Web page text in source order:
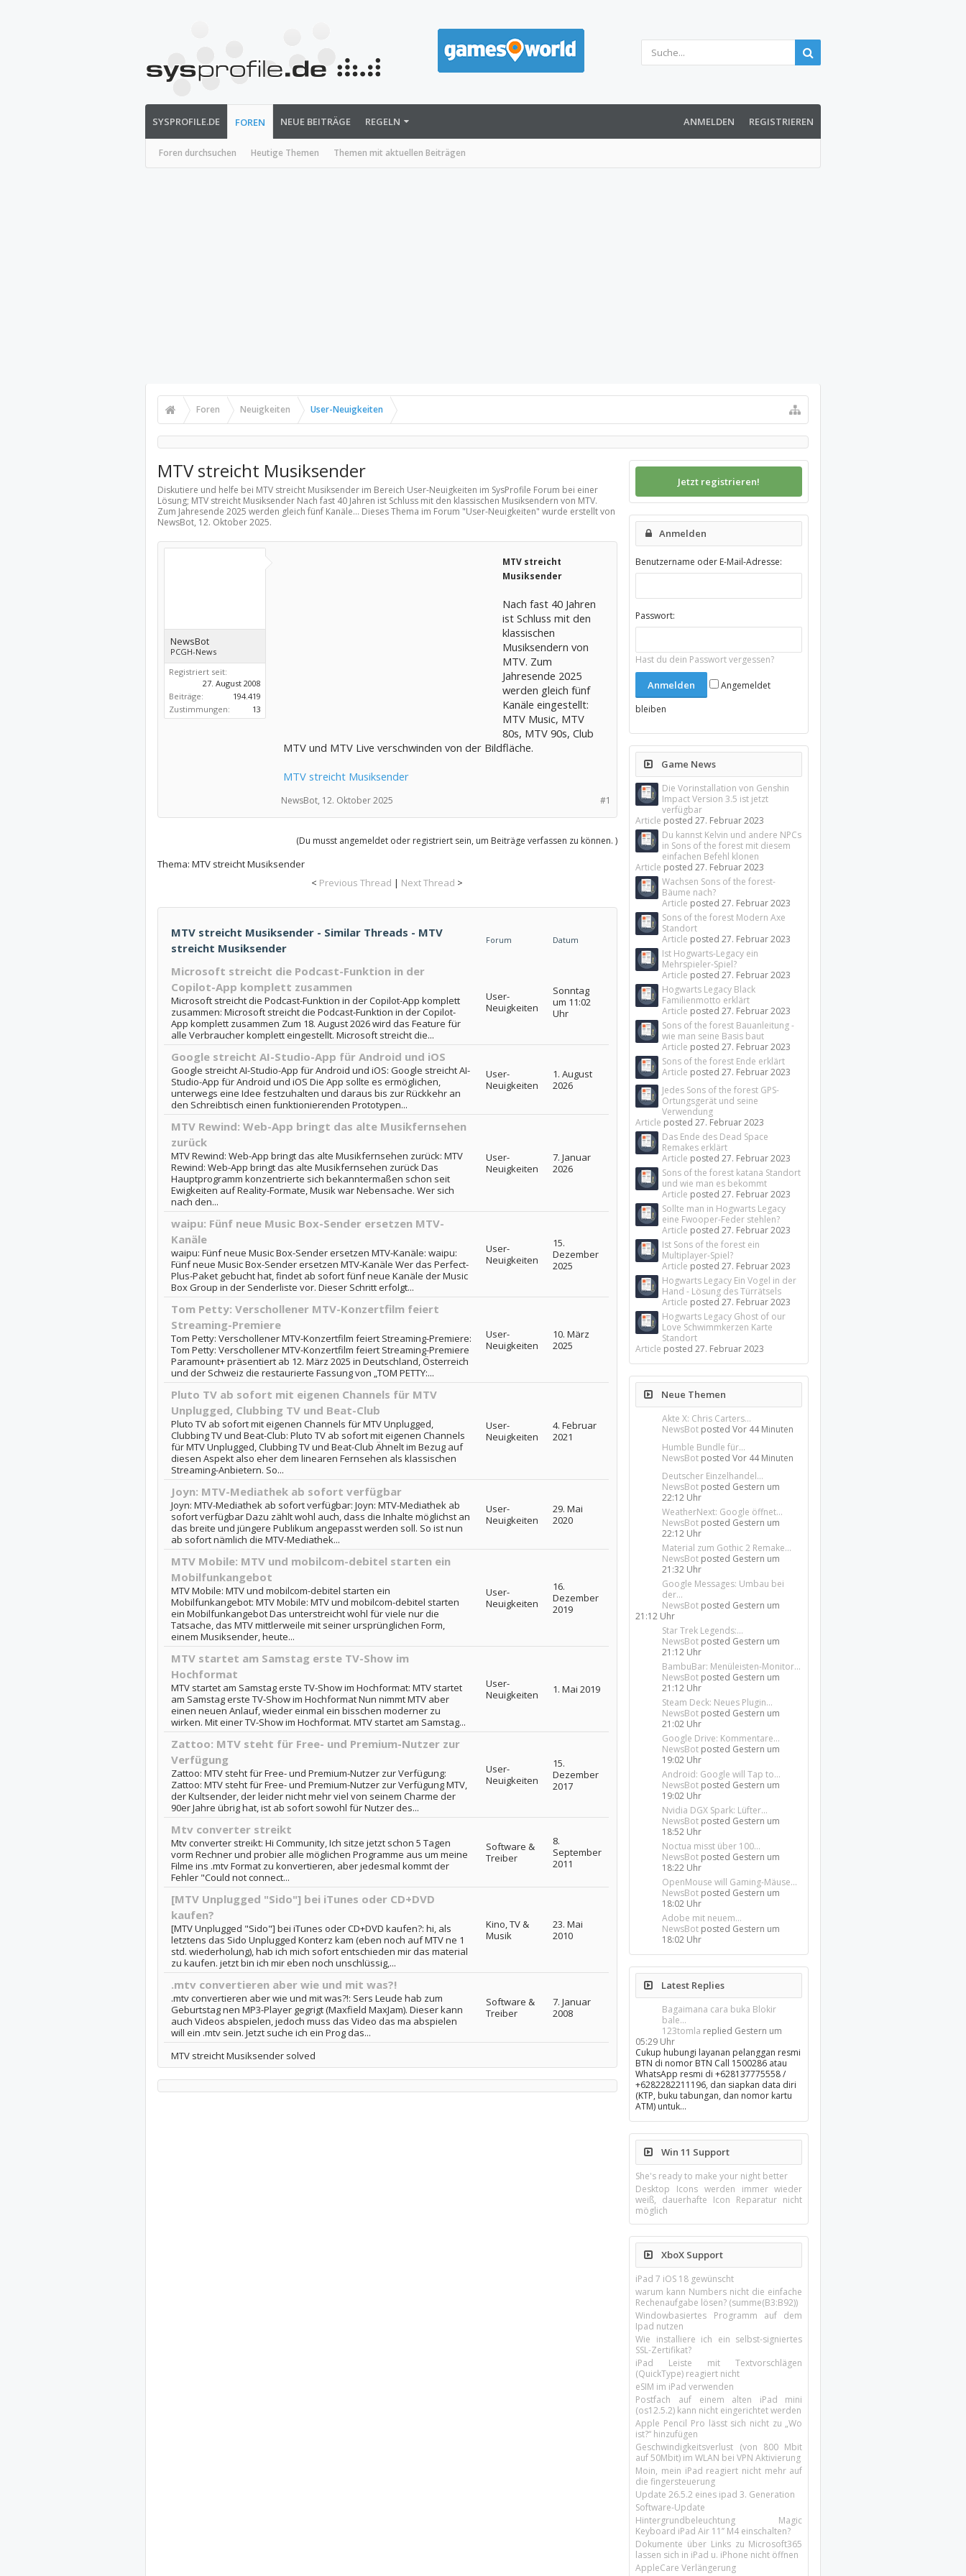
SYSPROFILE.DE FOREN
Foren durchsuchen Heutige Themen Themen mit aktuellen Beiträgen
NEUE BEITRÄGE REGELN ANMELDEN REGISTRIEREN
Foren Neuigkeiten User-Neuigkeiten
MTV streicht Musiksender
Diskutiere und helfe bei MTV streicht Musiksender im Bereich User-Neuigkeiten im SysProfile Forum bei einer
Lösung; MTV streicht Musiksender Nach fast 40 Jahren ist Schluss mit den klassischen Musiksendern von MTV.
Zum Jahresende 2025 werden gleich fünf Kanäle... Dieses Thema im Forum "User-Neuigkeiten" wurde erstellt von
NewsBot, 12. Oktober 2025.
NewsBot
PCGH-News
Registriert seit:
27. August 2008
Beiträge:
194.419
Zustimmungen:
13
MTV streicht
Musiksender
Nach fast 40 Jahren
ist Schluss mit den
klassischen
Musiksendern von
MTV. Zum
Jahresende 2025
werden gleich fünf
Kanäle eingestellt:
MTV Music, MTV
80s, MTV 90s, Club
MTV und MTV Live verschwinden von der Bildfläche.
MTV streicht Musiksender
#1
NewsBot, 12. Oktober 2025
(Du musst angemeldet oder registriert sein, um Beiträge verfassen zu können. )
Thema: MTV streicht Musiksender
< Previous Thread | Next Thread >
MTV streicht Musiksender - Similar Threads - MTV
streicht Musiksender
Forum Datum
Microsoft streicht die Podcast-Funktion in der
Copilot-App komplett zusammen
Microsoft streicht die Podcast-Funktion in der Copilot-App komplett
zusammen: Microsoft streicht die Podcast-Funktion in der Copilot-
App komplett zusammen Zum 18. August 2026 wird das Feature für
alle Verbraucher komplett eingestellt. Microsoft streicht die...
User-
Neuigkeiten
Sonntag
um 11:02
Uhr
Google streicht AI-Studio-App für Android und iOS
Google streicht AI-Studio-App für Android und iOS: Google streicht AI-
Studio-App für Android und iOS Die App sollte es ermöglichen,
unterwegs eine Idee festzuhalten und daraus bis zur Rückkehr an
den Schreibtisch einen funktionierenden Prototypen...
User-
Neuigkeiten
1. August
2026
MTV Rewind: Web-App bringt das alte Musikfernsehen
zurück
MTV Rewind: Web-App bringt das alte Musikfernsehen zurück: MTV
Rewind: Web-App bringt das alte Musikfernsehen zurück Das
Hauptprogramm konzentrierte sich bekanntermaßen schon seit
Ewigkeiten auf Reality-Formate, Musik war Nebensache. Wer sich
nach den...
User-
Neuigkeiten
7. Januar
2026
waipu: Fünf neue Music Box-Sender ersetzen MTV-
Kanäle
waipu: Fünf neue Music Box-Sender ersetzen MTV-Kanäle: waipu:
Fünf neue Music Box-Sender ersetzen MTV-Kanäle Wer das Perfect-
Plus-Paket gebucht hat, findet ab sofort fünf neue Kanäle der Music
Box Group in der Senderliste vor. Dieser Schritt erfolgt...
User-
Neuigkeiten
15.
Dezember
2025
Tom Petty: Verschollener MTV-Konzertfilm feiert
Streaming-Premiere
Tom Petty: Verschollener MTV-Konzertfilm feiert Streaming-Premiere:
Tom Petty: Verschollener MTV-Konzertfilm feiert Streaming-Premiere
Paramount+ präsentiert ab 12. März 2025 in Deutschland, Österreich
und der Schweiz die restaurierte Fassung von „TOM PETTY:...
User-
Neuigkeiten
10. März
2025
Pluto TV ab sofort mit eigenen Channels für MTV
Unplugged, Clubbing TV und Beat-Club
Pluto TV ab sofort mit eigenen Channels für MTV Unplugged,
Clubbing TV und Beat-Club: Pluto TV ab sofort mit eigenen Channels
für MTV Unplugged, Clubbing TV und Beat-Club Ähnelt im Bezug auf
diesen Aspekt also eher dem linearen Fernsehen als klassischen
Streaming-Anbietern. So...
User-
Neuigkeiten
4. Februar
2021
Joyn: MTV-Mediathek ab sofort verfügbar
Joyn: MTV-Mediathek ab sofort verfügbar: Joyn: MTV-Mediathek ab
sofort verfügbar Dazu zählt wohl auch, dass die Inhalte möglichst an
das breite und jüngere Publikum angepasst werden soll. So ist nun
ab sofort nämlich die MTV-Mediathek...
User-
Neuigkeiten
29. Mai
2020
MTV Mobile: MTV und mobilcom-debitel starten ein
Mobilfunkangebot
MTV Mobile: MTV und mobilcom-debitel starten ein
Mobilfunkangebot: MTV Mobile: MTV und mobilcom-debitel starten
ein Mobilfunkangebot Das unterstreicht wohl für viele nur die
Tatsache, das MTV mittlerweile mit seiner ursprünglichen Form,
einem Musiksender, heute...
User-
Neuigkeiten
16.
Dezember
2019
MTV startet am Samstag erste TV-Show im
Hochformat
MTV startet am Samstag erste TV-Show im Hochformat: MTV startet
am Samstag erste TV-Show im Hochformat Nun nimmt MTV aber
einen neuen Anlauf, wieder einmal ein bisschen moderner zu
wirken. Mit einer TV-Show im Hochformat. MTV startet am Samstag...
User-
Neuigkeiten
1. Mai 2019
Zattoo: MTV steht für Free- und Premium-Nutzer zur
Verfügung
Zattoo: MTV steht für Free- und Premium-Nutzer zur Verfügung:
Zattoo: MTV steht für Free- und Premium-Nutzer zur Verfügung MTV,
der Kultsender, der leider nicht mehr viel von seinem Charme der
90er Jahre übrig hat, ist ab sofort sowohl für Nutzer des...
User-
Neuigkeiten
15.
Dezember
2017
Mtv converter streikt
Mtv converter streikt: Hi Community, Ich sitze jetzt schon 5 Tagen
vorm Rechner und probier alle möglichen Programme aus um meine
Filme ins .mtv Format zu konvertieren, aber jedesmal kommt der
Fehler "Could not connect...
Software &
Treiber
8.
September
2011
[MTV Unplugged "Sido"] bei iTunes oder CD+DVD
kaufen?
[MTV Unplugged "Sido"] bei iTunes oder CD+DVD kaufen?: hi, als
letztens das Sido Unplugged Konterz kam (eben noch auf MTV ne 1
std. wiederholung), hab ich mich sofort entschieden mir das material
zu kaufen. jetzt bin ich mir eben noch unschlüssig,...
Kino, TV &
Musik
23. Mai
2010
.mtv convertieren aber wie und mit was?!
.mtv convertieren aber wie und mit was?!: Sers Leude hab zum
Geburtstag nen MP3-Player gegrigt (Maxfield MaxJam). Dieser kann
auch Videos abspielen, jedoch muss das Video das ma abspielen
will ein .mtv sein. Jetzt suche ich ein Prog das...
Software &
Treiber
7. Januar
2008
MTV streicht Musiksender solved
Jetzt registrieren!
Anmelden
Benutzername oder E-Mail-Adresse:
Passwort:
Hast du dein Passwort vergessen?
Angemeldet
bleiben
Game News
Die Vorinstallation von Genshin
Impact Version 3.5 ist jetzt
verfügbar
Article posted27. Februar 2023
Du kannst Kelvin und andere NPCs
in Sons of the forest mit diesem
einfachen Befehl klonen
Article posted27. Februar 2023
Wachsen Sons of the forest-
Bäume nach?
Article posted27. Februar 2023
Sons of the forest Modern Axe
Standort
Article posted27. Februar 2023
Ist Hogwarts-Legacy ein
Mehrspieler-Spiel?
Article posted27. Februar 2023
Hogwarts Legacy Black
Familienmotto erklärt
Article posted27. Februar 2023
Sons of the forest Bauanleitung -
wie man seine Basis baut
Article posted27. Februar 2023
Sons of the forest Ende erklärt
Article posted27. Februar 2023
Jedes Sons of the forest GPS-
Ortungsgerät und seine
Verwendung
Article posted27. Februar 2023
Das Ende des Dead Space
Remakes erklärt
Article posted27. Februar 2023
Sons of the forest katana Standort
und wie man es bekommt
Article posted27. Februar 2023
Sollte man in Hogwarts Legacy
eine Fwooper-Feder stehlen?
Article posted27. Februar 2023
Ist Sons of the forest ein
Multiplayer-Spiel?
Article posted27. Februar 2023
Hogwarts Legacy Ein Vogel in der
Hand - Lösung des Türrätsels
Article posted27. Februar 2023
Hogwarts Legacy Ghost of our
Love Schwimmkerzen Karte
Standort
Article posted27. Februar 2023
Neue Themen
Akte X: Chris Carters...
NewsBot postedVor 44 Minuten
Humble Bundle für...
NewsBot postedVor 44 Minuten
Deutscher Einzelhandel...
NewsBot posted Gestern um
22:12 Uhr
WeatherNext: Google öffnet...
NewsBot posted Gestern um
22:12 Uhr
Material zum Gothic 2 Remake...
NewsBot posted Gestern um
21:32 Uhr
Google Messages: Umbau bei
der...
NewsBot posted Gestern um
21:12 Uhr
Star Trek Legends:...
NewsBot posted Gestern um
21:12 Uhr
BambuBar: Menüleisten-Monitor...
NewsBot posted Gestern um
21:12 Uhr
Steam Deck: Neues Plugin...
NewsBot posted Gestern um
21:02 Uhr
Google Drive: Kommentare...
NewsBot posted Gestern um
19:02 Uhr
Android: Google will Tap to...
NewsBot posted Gestern um
19:02 Uhr
Nvidia DGX Spark: Lüfter...
NewsBot posted Gestern um
18:52 Uhr
Noctua misst über 100...
NewsBot posted Gestern um
18:22 Uhr
OpenMouse will Gaming-Mäuse...
NewsBot posted Gestern um
18:02 Uhr
Adobe mit neuem...
NewsBot posted Gestern um
18:02 Uhr
Latest Replies
Bagaimana cara buka Blokir
bale...
123tomla replied Gestern um
05:29 Uhr
Cukup hubungi layanan pelanggan resmi
BTN di nomor BTN Call 1500286 atau
WhatsApp resmi di +628137775558 /
+6282282211196, dan siapkan data diri
(KTP, buku tabungan, dan nomor kartu
ATM) untuk…
Win 11 Support
She's ready to make your night better
Desktop Icons werden immer wieder
weiß, dauerhafte Icon Reparatur nicht
möglich
XboX Support
iPad 7 iOS 18 gewünscht
warum kann Numbers nicht die einfache
Rechenaufgabe lösen? (summe(B3:B92))
Windowbasiertes Programm auf dem
Ipad nutzen
Wie installiere ich ein selbst-signiertes
SSL-Zertifikat?
iPad Leiste mit Textvorschlägen
(QuickType) reagiert nicht
eSIM im iPad verwenden
Postfach auf einem alten iPad mini
(os12.5.2) kann nicht eingerichtet werden
Apple Pencil Pro lässt sich nicht zu „Wo
ist?“ hinzufügen
Geschwindigkeitsverlust (von 800 Mbit
auf 50Mbit) im WLAN bei VPN Aktivierung
Moin, mein iPad reagiert nicht mehr auf
die fingersteuerung
Update 26.5.2 eines ipad 3. Generation
Software-Update
Hintergrundbeleuchtung Magic
Keyboard iPad Air 11’’ M4 einschalten?
Dokumente über Links zu Microsoft365
lassen sich in iPad u. iPhone nicht öffnen
AppleCare Verlängerung